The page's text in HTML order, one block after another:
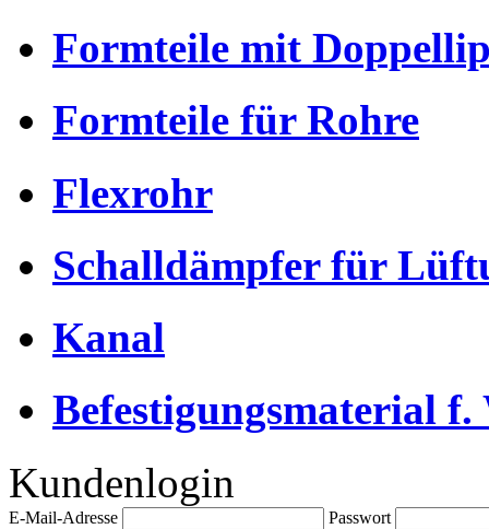
Formteile mit
Formteile für Rohre
Flexrohr
Schalldämpfer für
Kanal
Befestigungsmaterial
Kundenlogin
E-Mail-Adresse Passwort